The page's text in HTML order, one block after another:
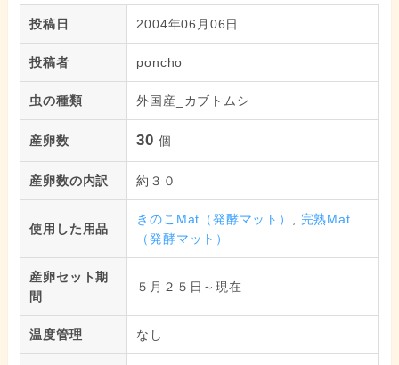
投稿日 2004年06月06日
投稿者 poncho
虫の種類 外国産_カブトムシ
産卵数 30 個
産卵数の内訳 約３０
使用した用品
きのこMat（発酵マット） , 完熟Mat
（発酵マット）
産卵セット期
間
５月２５日～現在
温度管理 なし